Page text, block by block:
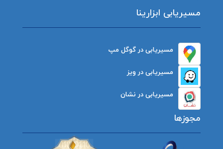
مسیریابی ابزارینا
مسیریابی در گوگل مپ
مسیریابی در ویز
مسیریابی در نشان
مجوزها